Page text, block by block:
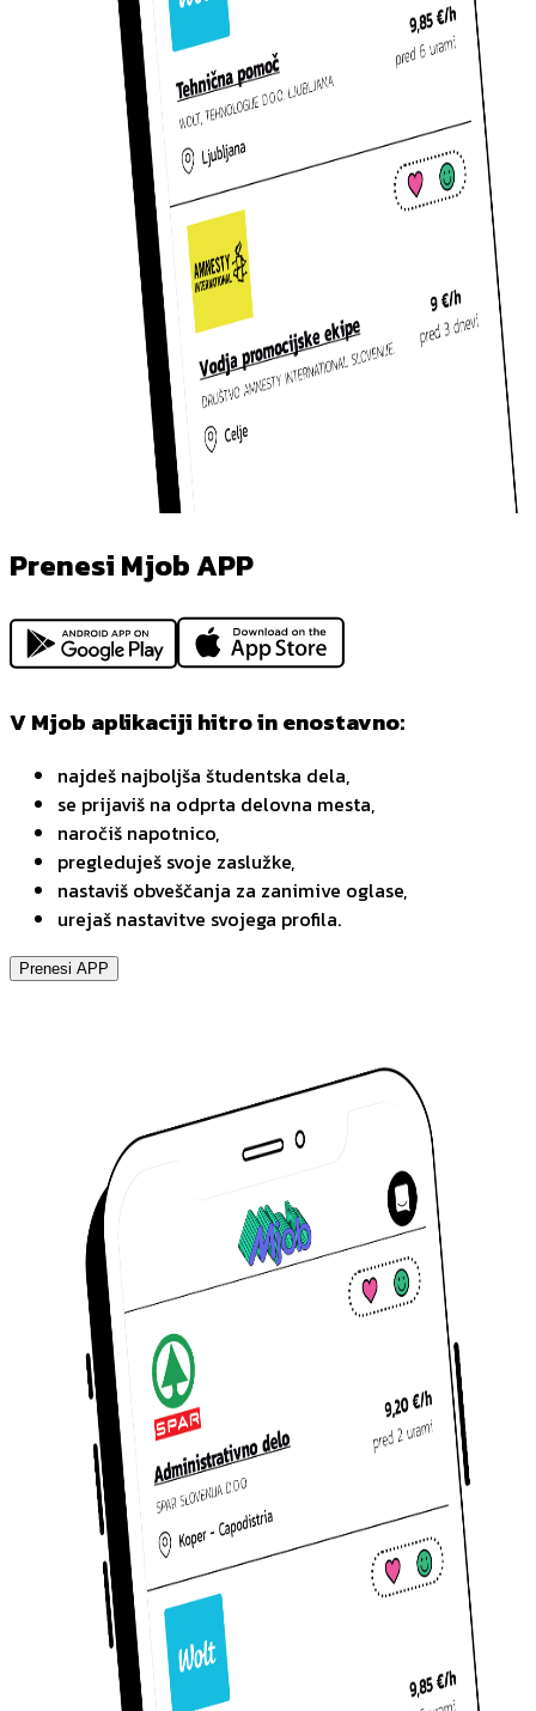
Prenesi Mjob APP
V Mjob aplikaciji hitro in enostavno:
najdeš najboljša študentska dela,
se prijaviš na odprta delovna mesta,
naročiš napotnico,
pregleduješ svoje zaslužke,
nastaviš obveščanja za zanimive oglase,
urejaš nastavitve svojega profila.
Prenesi APP